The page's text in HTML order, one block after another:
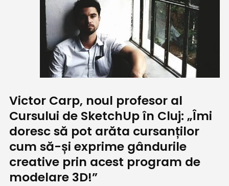
Victor Carp, noul profesor al
Cursului de SketchUp în Cluj: „Îmi
doresc să pot arăta cursanților
cum să-și exprime gândurile
creative prin acest program de
modelare 3D!”